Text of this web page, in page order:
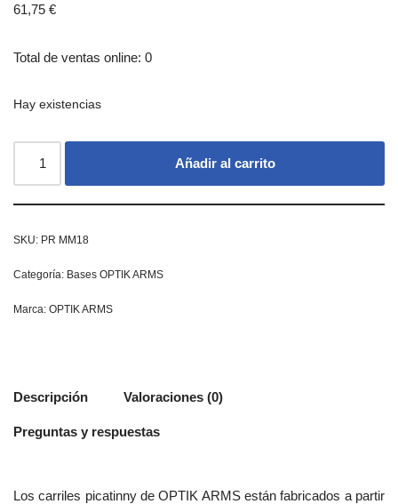
61,75 €
Total de ventas online: 0
Hay existencias
Añadir al carrito
SKU: PR MM18
Categoría: Bases OPTIK ARMS
Marca: OPTIK ARMS
Descripción Valoraciones (0)
Preguntas y respuestas
Los carriles picatinny de OPTIK ARMS están fabricados a partir